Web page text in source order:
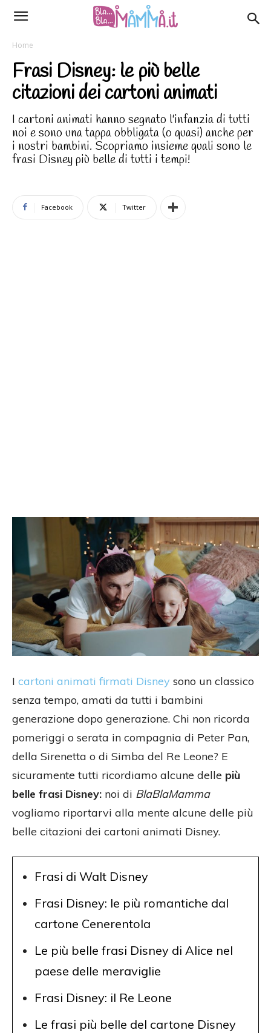
Home
Frasi Disney: le più belle
citazioni dei cartoni animati
I cartoni animati hanno segnato l'infanzia di tutti
noi e sono una tappa obbligata (o quasi) anche per
i nostri bambini. Scopriamo insieme quali sono le
frasi Disney più belle di tutti i tempi!
Facebook Twitter
I cartoni animati firmati Disney sono un classico
senza tempo, amati da tutti i bambini
generazione dopo generazione. Chi non ricorda
pomeriggi o serata in compagnia di Peter Pan,
della Sirenetta o di Simba del Re Leone? E
sicuramente tutti ricordiamo alcune delle più
belle frasi Disney: noi di BlaBlaMamma
vogliamo riportarvi alla mente alcune delle più
belle citazioni dei cartoni animati Disney.
Frasi di Walt Disney
Frasi Disney: le più romantiche dal
cartone Cenerentola
Le più belle frasi Disney di Alice nel
paese delle meraviglie
Frasi Disney: il Re Leone
Le frasi più belle del cartone Disney